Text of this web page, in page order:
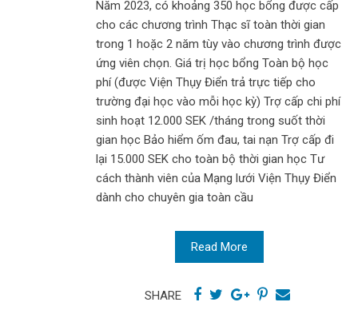
Năm 2023, có khoảng 350 học bổng được cấp
cho các chương trình Thạc sĩ toàn thời gian
trong 1 hoặc 2 năm tùy vào chương trình được
ứng viên chọn. Giá trị học bổng Toàn bộ học
phí (được Viện Thụy Điển trả trực tiếp cho
trường đại học vào mỗi học kỳ) Trợ cấp chi phí
sinh hoạt 12.000 SEK /tháng trong suốt thời
gian học Bảo hiểm ốm đau, tai nạn Trợ cấp đi
lại 15.000 SEK cho toàn bộ thời gian học Tư
cách thành viên của Mạng lưới Viện Thụy Điển
dành cho chuyên gia toàn cầu
Read More
SHARE